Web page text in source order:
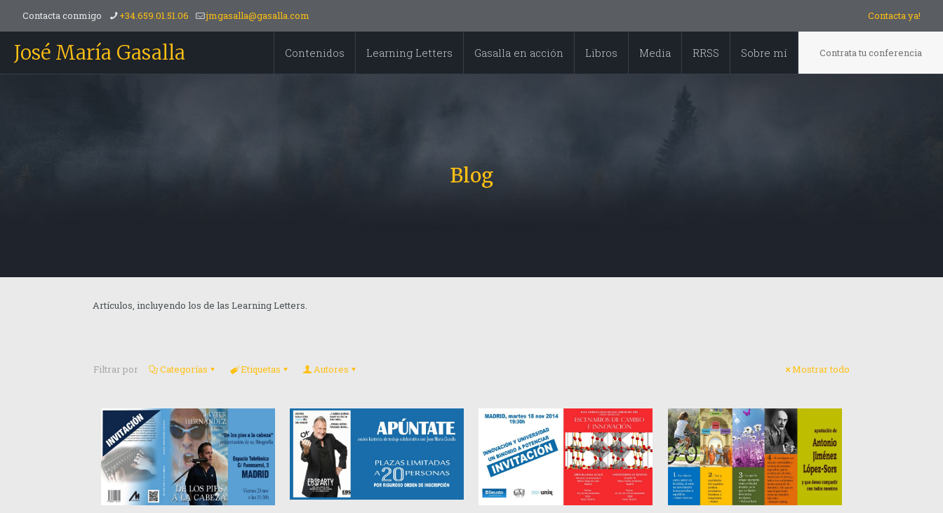
Contacta conmigo +34.659.01.51.06 jmgasalla@gasalla.com Contacta ya!
José María Gasalla Contenidos Learning Letters Gasalla en acción Libros Media RRSS Sobre mí Contrata tu conferencia
Blog
Artículos, incluyendo los de las Learning Letters.
Filtrar por Categorías Etiquetas Autores Mostrar todo